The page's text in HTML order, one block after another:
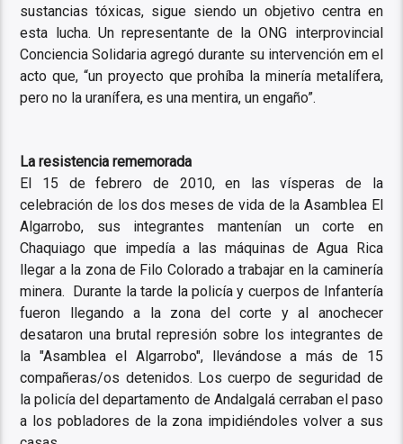
sustancias tóxicas, sigue siendo un objetivo centra en
esta lucha. Un representante de la ONG interprovincial
Conciencia Solidaria agregó durante su intervención em el
acto que, “un proyecto que prohíba la minería metalífera,
pero no la uranífera, es una mentira, un engaño”.
La resistencia rememorada
El 15 de febrero de 2010, en las vísperas de la
celebración de los dos meses de vida de la Asamblea El
Algarrobo, sus integrantes mantenían un corte en
Chaquiago que impedía a las máquinas de Agua Rica
llegar a la zona de Filo Colorado a trabajar en la caminería
minera. Durante la tarde la policía y cuerpos de Infantería
fueron llegando a la zona del corte y al anochecer
desataron una brutal represión sobre los integrantes de
la "Asamblea el Algarrobo", llevándose a más de 15
compañeras/os detenidos. Los cuerpo de seguridad de
la policía del departamento de Andalgalá cerraban el paso
a los pobladores de la zona impidiéndoles volver a sus